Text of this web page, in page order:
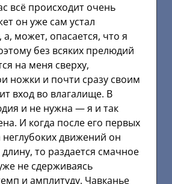
всё происходит очень
он уже сам устал
а, может, опасается, что я
без всяких прелюдий
на меня сверху,
ножки и почти сразу своим
вход во влагалище. В
и не нужна — я и так
И когда после его первых
движений он
то раздается смачное
не сдерживаясь
и амплитуду. Чавканье